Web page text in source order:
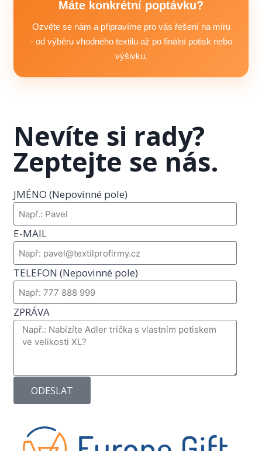
značení a termínu, kdy vše potřebujete. Následně
domluvíme další postup včetně podkladů pro realizaci.
Máte konkrétní poptávku?
Ozvěte se nám a připravíme pro vás řešení na míru
- od výběru vhodného textilu až po finální potisk nebo
výšivku.
Nevíte si rady?
Zeptejte se nás.
JMÉNO (Nepovinné pole)
E-MAIL
TELEFON (Nepovinné pole)
ZPRÁVA
ODESLAT